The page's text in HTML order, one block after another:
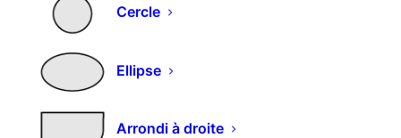
Cercle
Ellipse
Arrondi à droite
Choisissez un décors métal
Effacer